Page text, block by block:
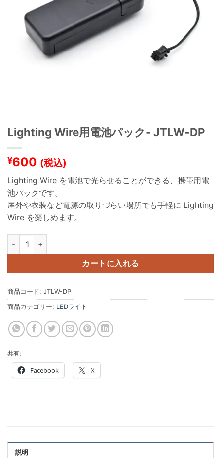
Lighting Wire用電池パック- JTLW-DP
¥600 (税込)
Lighting Wire を電池で光らせることができる、携帯用電
池パックです。
屋外や衣装など電源の取りづらい場所でも手軽に Lighting
Wire を楽しめます。
Lighting Wire用電池パック- JTLW-DP 個
カートに入れる
商品コード: JTLW-DP
商品カテゴリー: LEDライト
共有:
Facebook X
説明